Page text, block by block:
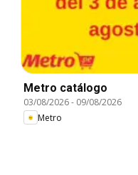
Metro catálogo
03/08/2026- 09/08/2026
Metro